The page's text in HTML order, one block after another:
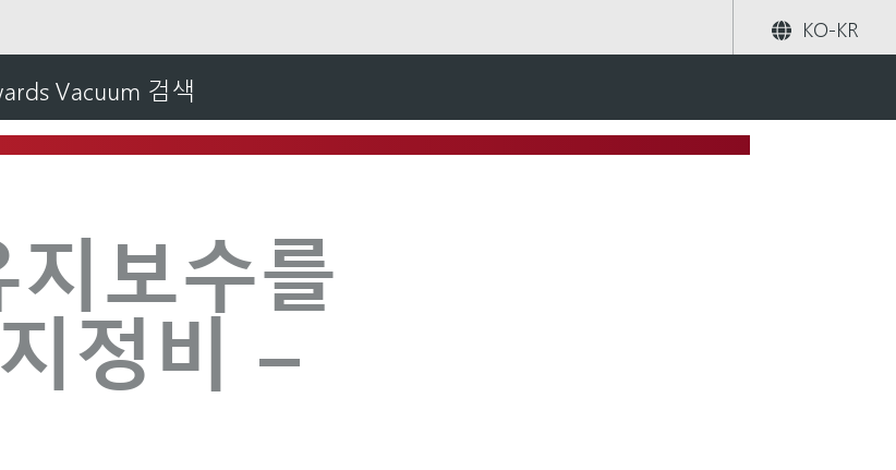
KO-KR
Vacuum 검색
보수를
정비 –